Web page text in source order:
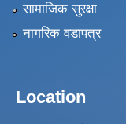
सामाजिक सुरक्षा
नागरिक वडापत्र
Location